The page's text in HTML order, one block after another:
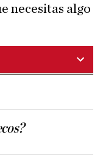
necesitas algo